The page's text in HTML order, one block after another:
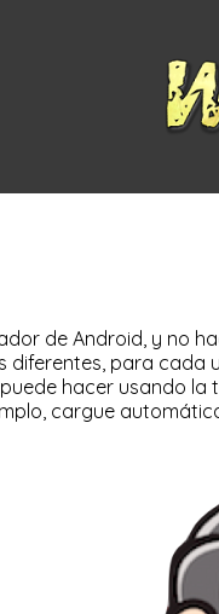
de Android, y no
diferentes, para
hacer usando
cargue